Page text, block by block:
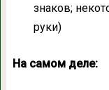
знаков;
руки)
На самом деле: